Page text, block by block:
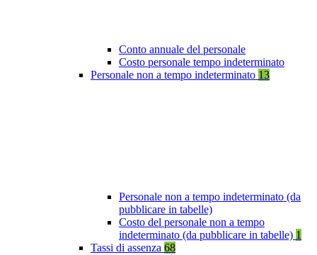
Conto annuale del personale
Costo personale tempo indeterminato
Personale non a tempo indeterminato 13
Personale non a tempo indeterminato (da
pubblicare in tabelle)
Costo del personale non a tempo
indeterminato (da pubblicare in tabelle) 1
Tassi di assenza 68